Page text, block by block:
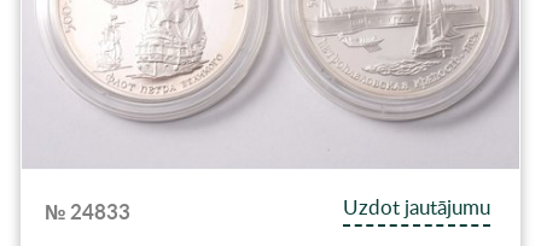
№ 24833
Uzdot jautājumu